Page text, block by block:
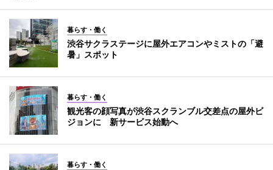
暮らす・働く
渋谷サクラステージに屋外エアコンやミストの「避
暑」スポット
暮らす・働く
観光客の顔写真が渋谷スクランブル交差点の屋外ビ
ジョンに 新サービス始動へ
暮らす・働く